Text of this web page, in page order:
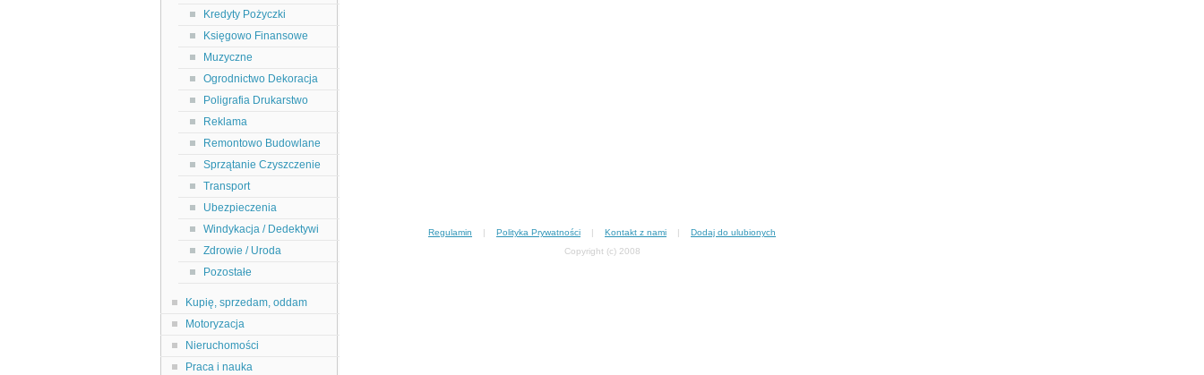
Kredyty Pożyczki
Księgowo Finansowe
Muzyczne
Ogrodnictwo Dekoracja
Poligrafia Drukarstwo
Reklama
Remontowo Budowlane
Sprzątanie Czyszczenie
Transport
Ubezpieczenia
Windykacja / Dedektywi
Zdrowie / Uroda
Pozostałe
Kupię, sprzedam, oddam
Motoryzacja
Nieruchomości
Praca i nauka
Regulamin | Polityka Prywatności | Kontakt z nami | Dodaj do ulubionych
Copyright (c) 2008